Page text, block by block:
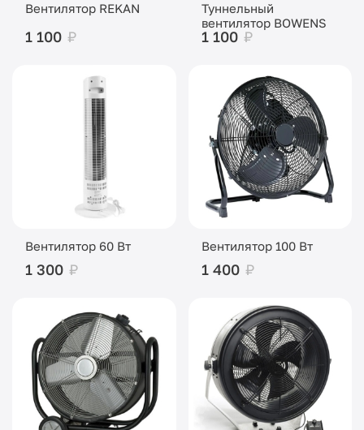
Вентилятор REKAN
1 100 ₽
Туннельный
вентилятор BOWENS
1 100 ₽
Вентилятор 60 Вт
1 300 ₽
Вентилятор 100 Вт
1 400 ₽